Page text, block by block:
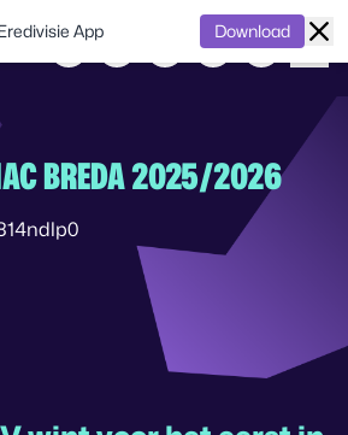
BREDA 2025/2026
App Download